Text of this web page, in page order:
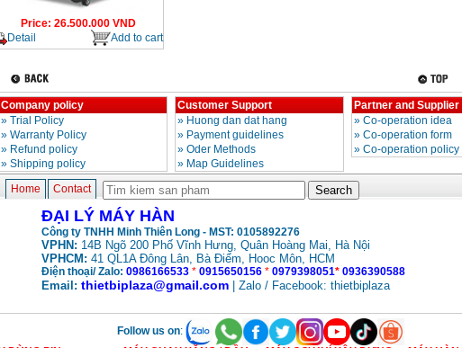
Price: 26.500.000 VND
Detail
Add to cart
Company policy
» Trial Policy
» Warranty Policy
» Refund policy
» Shipping policy
Customer Support
» Huong dan dat hang
» Payment guidelines
» Oder Methods
» Map Guidelines
Partner and Supplier
» Co-operation idea
» Co-operation form
» Co-operation policy
Home Contact
ĐẠI LÝ MÁY HÀN
Công ty TNHH Minh Thiên Long - MST: 0105892276
VPHN: 14B Ngõ 200 Phố Vĩnh Hưng, Quân Hoàng Mai, Hà Nội
VPHCM: 41 QL1A Đông Lân, Bà Điểm, Hooc Môn, HCM
Điện thoại/ Zalo: 0986166533 * 0915650156* 0979398051* 0936390588
Email: thietbiplaza@gmail.com| Zalo / Facebook: thietbiplaza
Follow us on: